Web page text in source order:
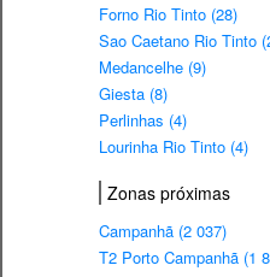
Forno Rio Tinto (28)
Sao Caetano Rio Tinto
Medancelhe (9)
Giesta (8)
Perlinhas (4)
Lourinha Rio Tinto (4)
Zonas próximas
Campanhã (2 037)
T2 Porto Campanhã (1